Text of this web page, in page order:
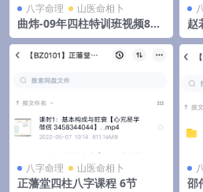
八字命理 山医命相卜
曲炜-09年四柱特训班视频85
集+资料
赵
八字命理 山医命相卜
正藩堂四柱八字课程 6节 邵